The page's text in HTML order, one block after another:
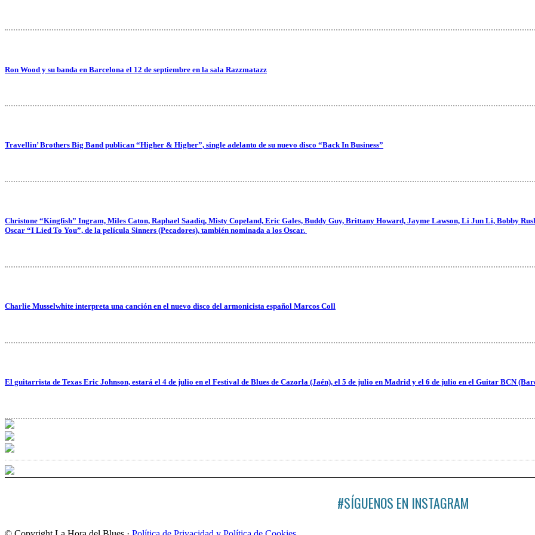
Ron Wood y su banda en Barcelona el 12 de septiembre en la sala Razzmatazz
Travellin’ Brothers Big Band publican “Higher & Higher”, single adelanto de su nuevo disco “Back In Business”
Christone “Kingfish” Ingram, Miles Caton, Raphael Saadiq, Misty Copeland, Eric Gales, Buddy Guy, Brittany Howard, Jayme Lawson, Li Jun Li, Bobby
Oscar “I Lied To You”, de la película Sinners (Pecadores), también nominada a los Oscar.
Charlie Musselwhite interpreta una canción en el nuevo disco del armonicista español Marcos Coll
El guitarrista de Texas Eric Johnson, estará el 4 de julio en el Festival de Blues de Cazorla (Jaén), el 5 de julio en Madrid y el 6 de julio en el Guitar BCN
#SÍGUENOS EN INSTAGRAM